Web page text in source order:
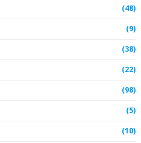
(48)
(9)
(38)
(22)
(98)
(5)
(10)